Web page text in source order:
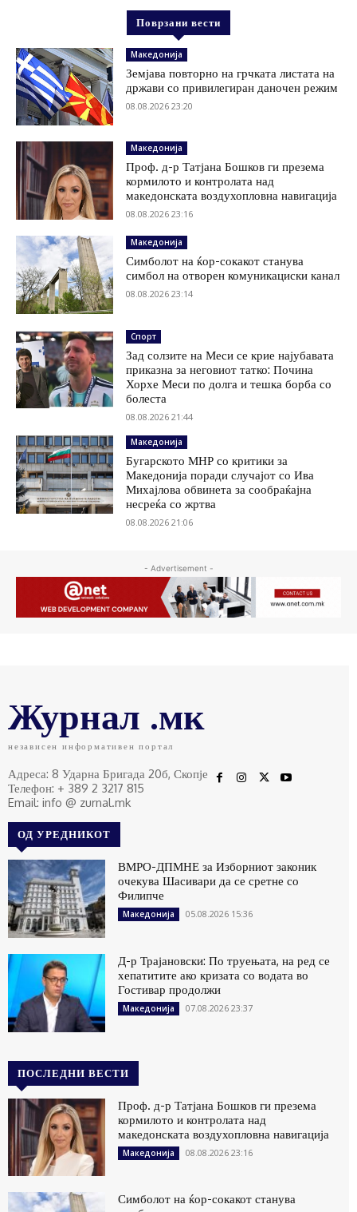
Поврзани вести
Македонија
Земјава повторно на грчката листата на
држави со привилегиран даночен режим
08.08.2026 23:20
Македонија
Проф. д-р Татјана Бошков ги презема
кормилото и контролата над
македонската воздухопловна навигација
08.08.2026 23:16
Македонија
Симболот на ќор-сокакот станува
симбол на отворен комуникациски канал
08.08.2026 23:14
Спорт
Зад солзите на Меси се крие најубавата
приказна за неговиот татко: Почина
Хорхе Меси по долга и тешка борба со
болеста
08.08.2026 21:44
Македонија
Бугарското МНР со критики за
Македонија поради случајот со Ива
Михајлова обвинета за сообраќајна
несреќа со жртва
08.08.2026 21:06
- Advertisement -
Журнал .мк
независен информативен портал
Адреса: 8 Ударна Бригада 20б, Скопје
Телефон: + 389 2 3217 815
Email: info @ zurnal.mk
ОД УРЕДНИКОТ
ВМРО-ДПМНЕ за Изборниот законик
очекува Шасивари да се сретне со
Филипче
Македонија 05.08.2026 15:36
Д-р Трајановски: По труењата, на ред се
хепатитите ако кризата со водата во
Гостивар продолжи
Македонија 07.08.2026 23:37
ПОСЛЕДНИ ВЕСТИ
Проф. д-р Татјана Бошков ги презема
кормилото и контролата над
македонската воздухопловна навигација
Македонија 08.08.2026 23:16
Симболот на ќор-сокакот станува